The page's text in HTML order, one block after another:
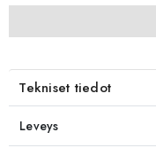
Tekniset tiedot
Leveys